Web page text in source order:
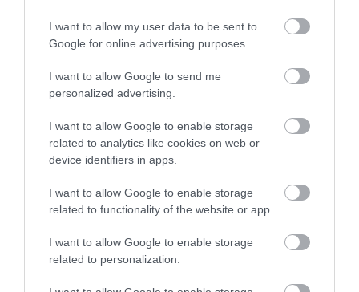
I want to allow my user data to be sent to
Google for online advertising purposes.
I want to allow Google to send me
personalized advertising.
I want to allow Google to enable storage
related to analytics like cookies on web or
device identifiers in apps.
I want to allow Google to enable storage
related to functionality of the website or app.
I want to allow Google to enable storage
related to personalization.
olasz, a francia és a török/arab hagyományokat
követik.
Míg az olaszoktól az espresso, a cappuccino, a latte, a
macchiato vagy a mocha kávéfajtákat, a franciáktól
pedig a kávéházak iránti szeretet vettük át, addig a
török kultúrából az ital tiszteletét és nevét (
tanultuk.
A kávézás kultúrája Európában tehát nagyon
gazdag és változatos, amely tükrözi az egyes
országok történelmét, kultúráját és ízlését. A
kávézás nem csak egy ital, hanem egy élmény,